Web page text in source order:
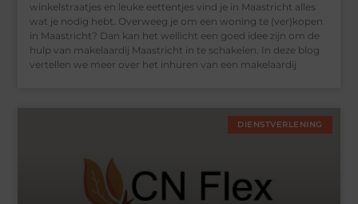
winkelstraatjes en leuke eettentjes vind je in Maastricht alles
wat je nodig hebt. Overweeg je om een woning te (ver)kopen
in Maastricht? Dan kan het wellicht een goed idee zijn om de
hulp van makelaardij Maastricht in te schakelen. In deze blog
vertellen we meer over het inhuren van een makelaardij
DIENSTVERLENING